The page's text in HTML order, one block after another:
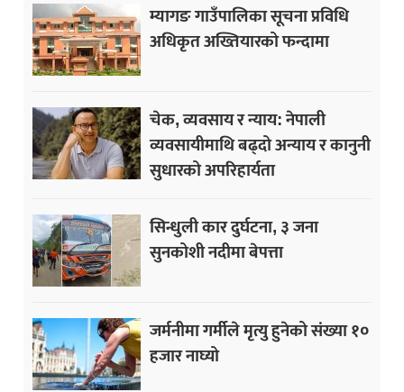
म्यागङ गाउँपालिका सूचना प्रविधि
अधिकृत अख्तियारको फन्दामा
चेक, व्यवसाय र न्याय: नेपाली
व्यवसायीमाथि बढ्दो अन्याय र कानुनी
सुधारको अपरिहार्यता
सिन्धुली कार दुर्घटना, ३ जना
सुनकोशी नदीमा बेपत्ता
जर्मनीमा गर्मीले मृत्यु हुनेको संख्या १०
हजार नाघ्यो